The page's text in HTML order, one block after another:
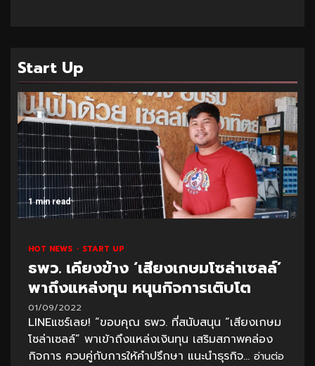
Start Up
1 min read
HOT NEWS START UP
ธพว. เคียงข้าง ‘เสียงเกษมโซล่าเซลล์’
พาถึงแหล่งทุน หนุนกิจการเติบโต
01/09/2022
LINEแชร์เลย! “ขอบคุณ ธพว. ที่สนับสนุน “เสียงเกษม
โซล่าเซลล์” พาเข้าถึงแหล่งเงินทุน เสริมสภาพคล่อง
กิจการ ควบคู่กับการให้คำปรึกษา แนะนำธุรกิจ... อ่านต่อ